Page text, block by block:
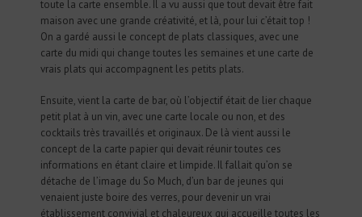
toute la carte ensemble. Il a vu aussi que tout devait être fait
maison avec une grande créativité, et là, pour lui c’était top !
On a gardé aussi le concept de plats classiques, avec une
carte du midi qui change toutes les semaines et une carte de
vrais plats qui accompagnent les petits plats.
Ensuite, vient la carte de bar, où l’objectif était de lier chaque
petit plat à un vin, avec une carte locale ou non, et des
cocktails très travaillés et originaux. De là vient aussi le
concept de la carte papier qui devait réunir toutes ces
informations en étant claire et limpide. Il fallait qu’on se
détache de l’image du So Much, d’un bar de jeunes qui
venaient juste boire des verres, pour devenir un vrai
établissement convivial et chaleureux qui accueille toutes les